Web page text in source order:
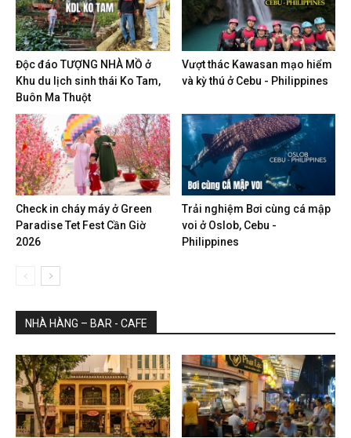
Độc đáo TƯỢNG NHÀ MỒ ở
Khu du lịch sinh thái Ko Tam,
Buôn Ma Thuột
Vượt thác Kawasan mạo hiểm
và kỳ thú ở Cebu - Philippines
Check in cháy máy ở Green
Paradise Tet Fest Cần Giờ
2026
Trải nghiệm Bơi cùng cá mập
voi ở Oslob, Cebu -
Philippines
NHÀ HÀNG – BAR - CAFE